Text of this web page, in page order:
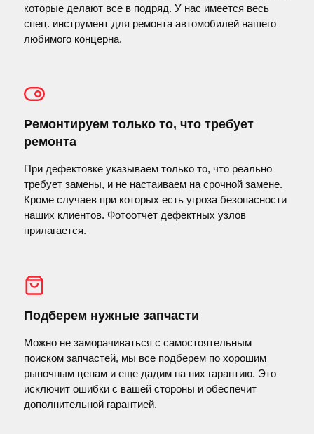
которые делают все в подряд. У нас имеется весь
спец. инструмент для ремонта автомобилей нашего
любимого концерна.
Ремонтируем только то, что требует
ремонта
При дефектовке указываем только то, что реально
требует замены, и не настаиваем на срочной замене.
Кроме случаев при которых есть угроза безопасности
наших клиентов. Фотоотчет дефектных узлов
прилагается.
Подберем нужные запчасти
Можно не заморачиваться с самостоятельным
поиском запчастей, мы все подберем по хорошим
рыночным ценам и еще дадим на них гарантию. Это
исключит ошибки с вашей стороны и обеспечит
дополнительной гарантией.